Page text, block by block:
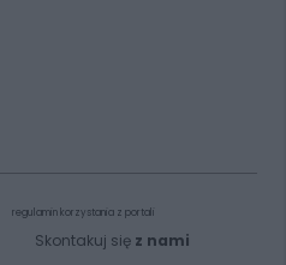
regulamin korzystania z portali
Skontakuj się z nami